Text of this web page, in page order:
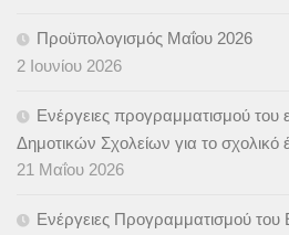
Προϋπολογισμός Μαΐου 2026
2 Ιουνίου 2026
Ενέργειες προγραμματισμού του
Δημοτικών Σχολείων για το σχολικό
21 Μαΐου 2026
Ενέργειες Προγραμματισμού του